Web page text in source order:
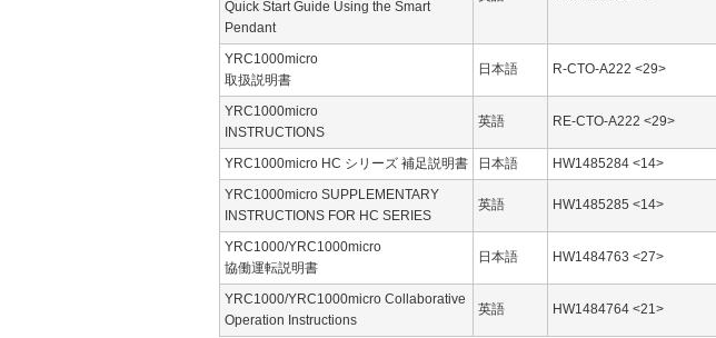
Quick Start Guide Using the Smart
Pendant
YRC1000micro
取扱説明書
日本語 R-CTO-A222 <29>
YRC1000micro
INSTRUCTIONS
英語 RE-CTO-A222 <29>
YRC1000micro HC シリーズ 補足説明書 日本語 HW1485284 <14>
YRC1000micro SUPPLEMENTARY
INSTRUCTIONS FOR HC SERIES
英語 HW1485285 <14>
YRC1000/YRC1000micro
協働運転説明書
日本語 HW1484763 <27>
YRC1000/YRC1000micro Collaborative
Operation Instructions
英語 HW1484764 <21>